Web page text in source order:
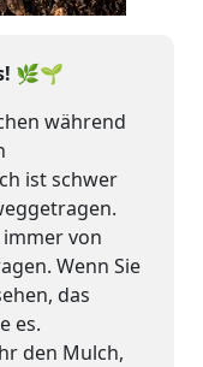
🌿🌱
während
ist schwer
immer von
Wenn Sie
das
es.
den Mulch,